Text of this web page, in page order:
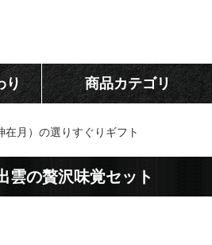
り 商品カテゴリ
在月）の選りすぐりギフト
雲の贅沢味覚セット